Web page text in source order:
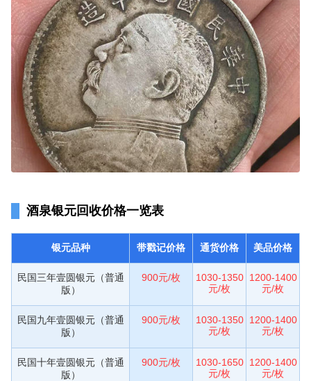
酒泉银元回收价格一览表
银元品种 带戳记价格 通货价格 美品价格
民国三年壹圆银元（普通
版）
900元/枚
1030-1350
元/枚
1200-1400
元/枚
民国九年壹圆银元（普通
版）
900元/枚
1030-1350
元/枚
1200-1400
元/枚
民国十年壹圆银元（普通
版）
900元/枚
1030-1650
元/枚
1200-1400
元/枚